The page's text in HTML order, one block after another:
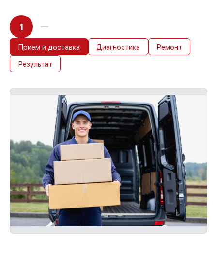
1
Прием и доставка Диагностика Ремонт
Результат